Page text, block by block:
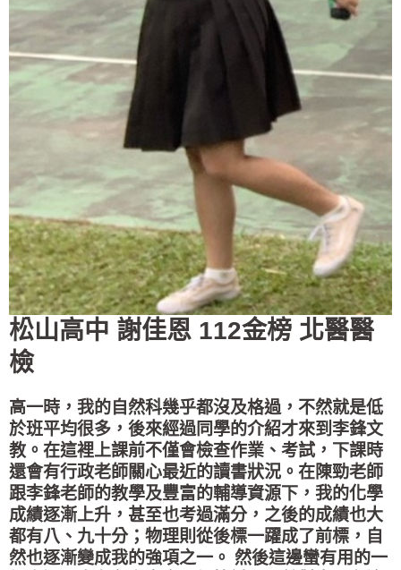
松山高中 謝佳恩 112金榜 北醫醫
檢
高一時，我的自然科幾乎都沒及格過，不然就是低
於班平均很多，後來經過同學的介紹才來到李鋒文
教。在這裡上課前不僅會檢查作業、考試，下課時
還會有行政老師關心最近的讀書狀況。在陳勁老師
跟李鋒老師的教學及豐富的輔導資源下，我的化學
成績逐漸上升，甚至也考過滿分，之後的成績也大
都有八、九十分；物理則從後標一躍成了前標，自
然也逐漸變成我的強項之一。 然後這邊蠻有用的一